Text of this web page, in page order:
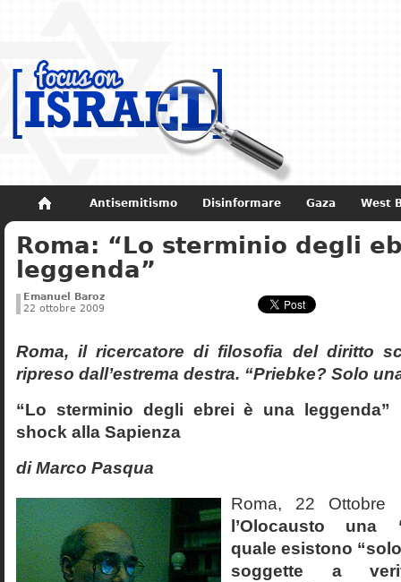
Antisemitismo Disinformare Gaza West
Non dimenticare Storia di Israele
Roma: “Lo sterminio degli
leggenda”
Emanuel Baroz
22 ottobre 2009
Roma, il ricercatore di filosofia del diritto
ripreso dall’estrema destra. “Priebke? Solo
“Lo sterminio degli ebrei è una leggenda”
shock alla Sapienza
di Marco Pasqua
Roma, 22
l’Olocausto una
quale esistono
soggette a